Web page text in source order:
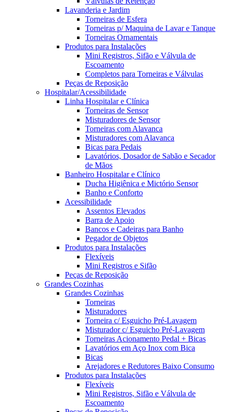
Lavanderia e Jardim
Torneiras de Esfera
Torneiras p/ Maquina de Lavar e Tanque
Torneiras Ornamentais
Produtos para Instalações
Mini Registros, Sifão e Válvula de
Escoamento
Completos para Torneiras e Válvulas
Peças de Reposição
Hospitalar/Acessibilidade
Linha Hospitalar e Clínica
Torneiras de Sensor
Misturadores de Sensor
Torneiras com Alavanca
Misturadores com Alavanca
Bicas para Pedais
Lavatórios, Dosador de Sabão e Secador
de Mãos
Banheiro Hospitalar e Clínico
Ducha Higiênica e Mictório Sensor
Banho e Conforto
Acessibilidade
Assentos Elevados
Barra de Apoio
Bancos e Cadeiras para Banho
Pegador de Objetos
Produtos para Instalações
Flexíveis
Mini Registros e Sifão
Peças de Reposição
Grandes Cozinhas
Grandes Cozinhas
Torneiras
Misturadores
Torneira c/ Esguicho Pré-Lavagem
Misturador c/ Esguicho Pré-Lavagem
Torneiras Acionamento Pedal + Bicas
Lavatórios em Aço Inox com Bica
Bicas
Arejadores e Redutores Baixo Consumo
Produtos para Instalações
Flexíveis
Mini Registros, Sifão e Válvula de
Escoamento